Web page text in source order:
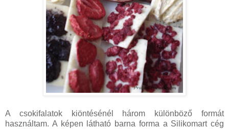
A csokifalatok kiöntésénél három különböző formát
használtam. A képen látható barna forma a Silikomart cég